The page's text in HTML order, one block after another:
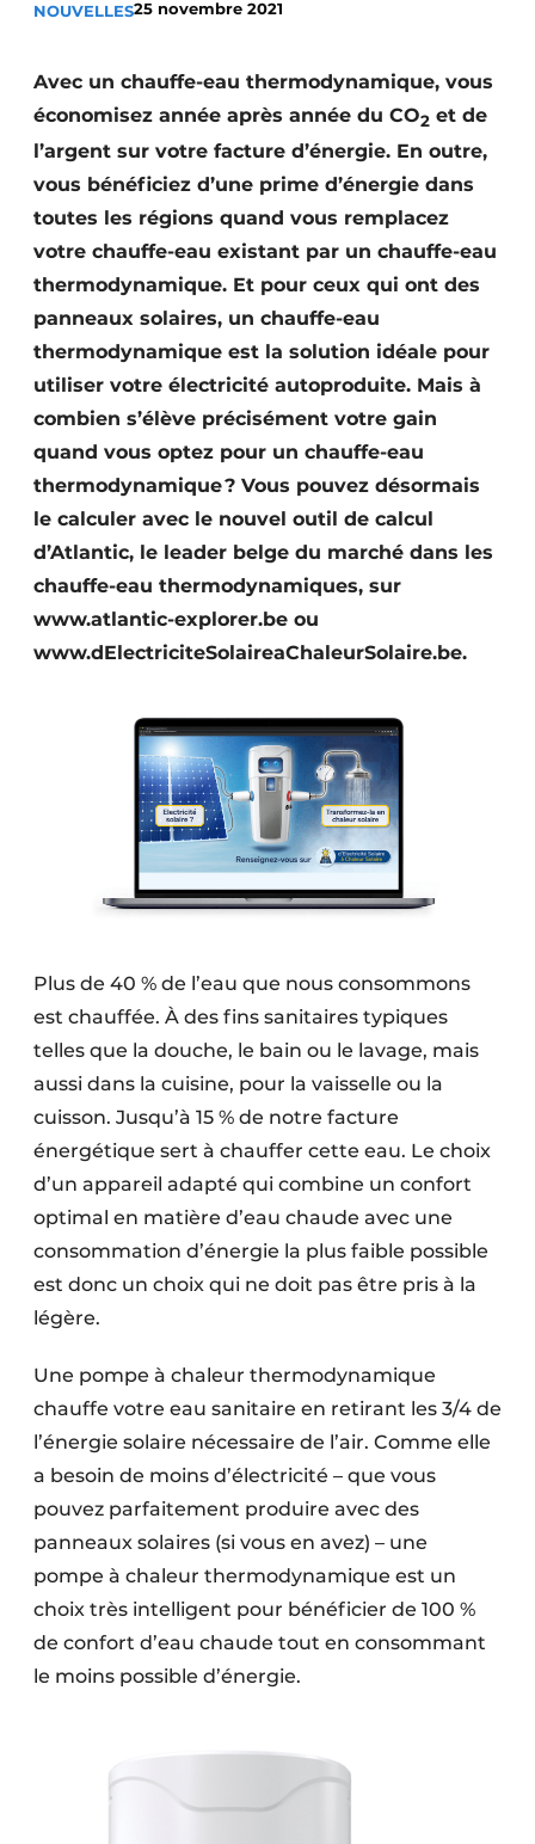
Termes et conditions
Video’s
NOUVELLES25 novembre 2021
Avec un chauffe-eau thermodynamique, vous
économisez année après année du CO2 et de
l’argent sur votre facture d’énergie. En outre,
vous bénéficiez d’une prime d’énergie dans
toutes les régions quand vous remplacez
votre chauffe-eau existant par un chauffe-eau
thermodynamique. Et pour ceux qui ont des
panneaux solaires, un chauffe-eau
thermodynamique est la solution idéale pour
utiliser votre électricité autoproduite. Mais à
combien s’élève précisément votre gain
quand vous optez pour un chauffe-eau
thermodynamique ? Vous pouvez désormais
le calculer avec le nouvel outil de calcul
d’Atlantic, le leader belge du marché dans les
chauffe-eau thermodynamiques, sur
www.atlantic-explorer.be ou
www.dElectriciteSolaireaChaleurSolaire.be.
Plus de 40 % de l’eau que nous consommons
est chauffée. À des fins sanitaires typiques
telles que la douche, le bain ou le lavage, mais
aussi dans la cuisine, pour la vaisselle ou la
cuisson. Jusqu’à 15 % de notre facture
énergétique sert à chauffer cette eau. Le choix
d’un appareil adapté qui combine un confort
optimal en matière d’eau chaude avec une
consommation d’énergie la plus faible possible
est donc un choix qui ne doit pas être pris à la
légère.
Une pompe à chaleur thermodynamique
chauffe votre eau sanitaire en retirant les 3/4 de
l’énergie solaire nécessaire de l’air. Comme elle
a besoin de moins d’électricité – que vous
pouvez parfaitement produire avec des
panneaux solaires (si vous en avez) – une
pompe à chaleur thermodynamique est un
choix très intelligent pour bénéficier de 100 %
de confort d’eau chaude tout en consommant
le moins possible d’énergie.